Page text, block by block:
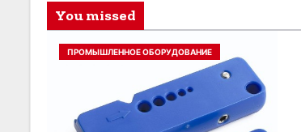
You missed
ПРОМЫШЛЕННОЕ ОБОРУДОВАНИЕ